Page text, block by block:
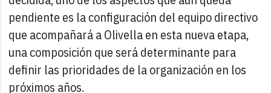
pendiente es la configuración del equipo directivo
que acompañará a Olivella en esta nueva etapa,
una composición que será determinante para
definir las prioridades de la organización en los
próximos años.